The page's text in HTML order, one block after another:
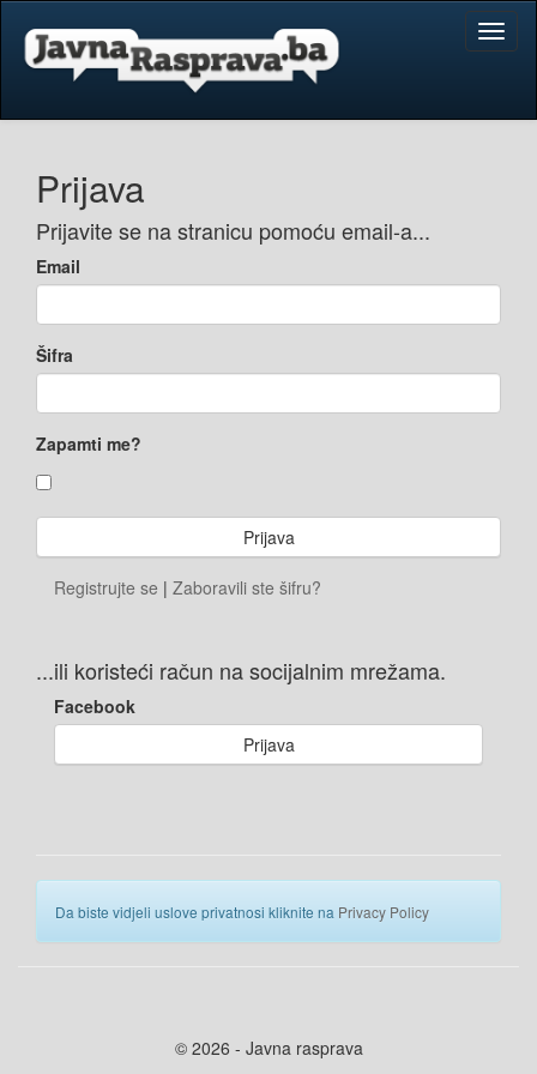
Prijava
Prijavite se na stranicu pomoću email-a...
Email
Šifra
Zapamti me?
Registrujte se | Zaboravili ste šifru?
...ili koristeći račun na socijalnim mrežama.
Facebook
Prijava
Da biste vidjeli uslove privatnosi kliknite na Privacy Policy
© 2026 - Javna rasprava